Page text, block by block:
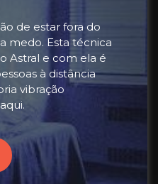
de estar fora do
medo. Esta técnica
Astral e com ela é
à distância
vibração